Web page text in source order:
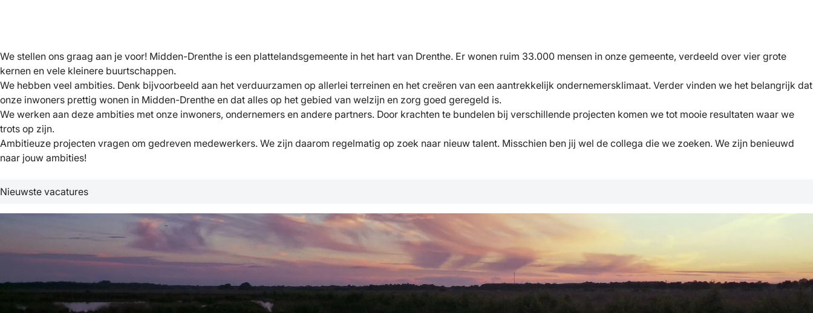
We stellen ons graag aan je voor! Midden-Drenthe is een plattelandsgemeente in het hart van Drenthe. Er wonen ruim 33.000 mensen in onze gemeente, verdeeld over vier grote
kernen en vele kleinere buurtschappen.
We hebben veel ambities. Denk bijvoorbeeld aan het verduurzamen op allerlei terreinen en het creëren van een aantrekkelijk ondernemersklimaat. Verder vinden we het belangrijk dat
onze inwoners prettig wonen in Midden-Drenthe en dat alles op het gebied van welzijn en zorg goed geregeld is.
We werken aan deze ambities met onze inwoners, ondernemers en andere partners. Door krachten te bundelen bij verschillende projecten komen we tot mooie resultaten waar we
trots op zijn.
Ambitieuze projecten vragen om gedreven medewerkers. We zijn daarom regelmatig op zoek naar nieuw talent. Misschien ben jij wel de collega die we zoeken. We zijn benieuwd
naar jouw ambities!
Nieuwste vacatures